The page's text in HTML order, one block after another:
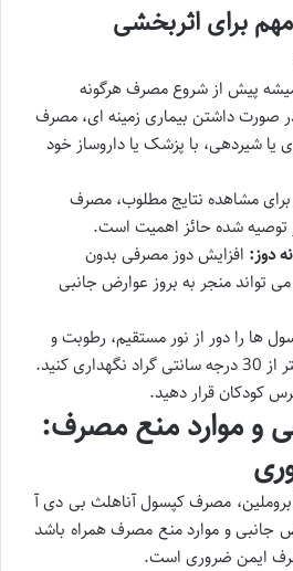
مهم برای اثربخشی
پیش از شروع مصرف هرگونه
داشتن بیماری زمینه ای، مصرف
یا شیردهی، با پزشک یا داروساز خود
برای مشاهده نتایج مطلوب، مصرف
توصیه شده حائز اهمیت است.
دوز: افزایش دوز مصرفی بدون
منجر به بروز عوارض جانبی
ها را دور از نور مستقیم، رطوبت و
حرارت و در دمای کمتر از 30 درجه سانتی گراد نگهداری کنید.
کودکان قرار دهید.
و موارد منع مصرف:
مصرف کپسول آناهلث بی دی آ
و موارد منع مصرف همراه باشد
ایمن ضروری است.